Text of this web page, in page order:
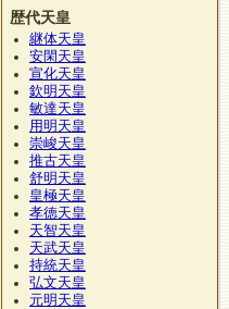
歴代天皇
継体天皇
安閑天皇
宣化天皇
欽明天皇
敏達天皇
用明天皇
崇峻天皇
推古天皇
舒明天皇
皇極天皇
孝徳天皇
天智天皇
天武天皇
持統天皇
弘文天皇
元明天皇